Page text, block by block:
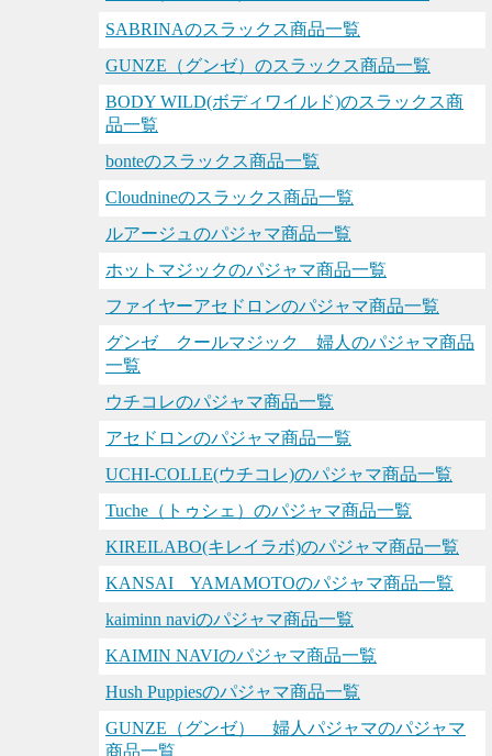
SABRINAのスラックス商品一覧
GUNZE（グンゼ）のスラックス商品一覧
BODY WILD(ボディワイルド)のスラックス商
品一覧
bonteのスラックス商品一覧
Cloudnineのスラックス商品一覧
ルアージュのパジャマ商品一覧
ホットマジックのパジャマ商品一覧
ファイヤーアセドロンのパジャマ商品一覧
グンゼ クールマジック 婦人のパジャマ商品
一覧
ウチコレのパジャマ商品一覧
アセドロンのパジャマ商品一覧
UCHI-COLLE(ウチコレ)のパジャマ商品一覧
Tuche（トゥシェ）のパジャマ商品一覧
KIREILABO(キレイラボ)のパジャマ商品一覧
KANSAI YAMAMOTOのパジャマ商品一覧
kaiminn naviのパジャマ商品一覧
KAIMIN NAVIのパジャマ商品一覧
Hush Puppiesのパジャマ商品一覧
GUNZE（グンゼ） 婦人パジャマのパジャマ
商品一覧